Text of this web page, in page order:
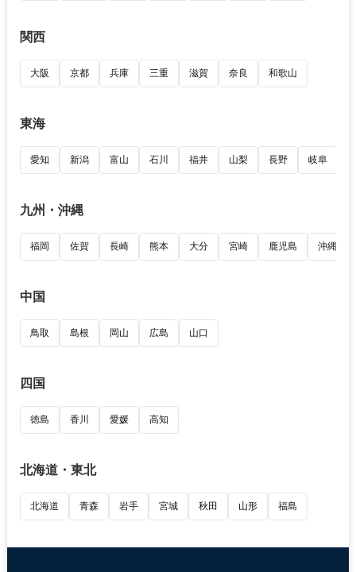
関西
大阪 京都 兵庫 三重 滋賀 奈良 和歌山
東海
愛知 新潟 富山 石川 福井 山梨 長野 岐阜
九州・沖縄
福岡 佐賀 長崎 熊本 大分 宮崎 鹿児島 沖縄
中国
鳥取 島根 岡山 広島 山口
四国
徳島 香川 愛媛 高知
北海道・東北
北海道 青森 岩手 宮城 秋田 山形 福島